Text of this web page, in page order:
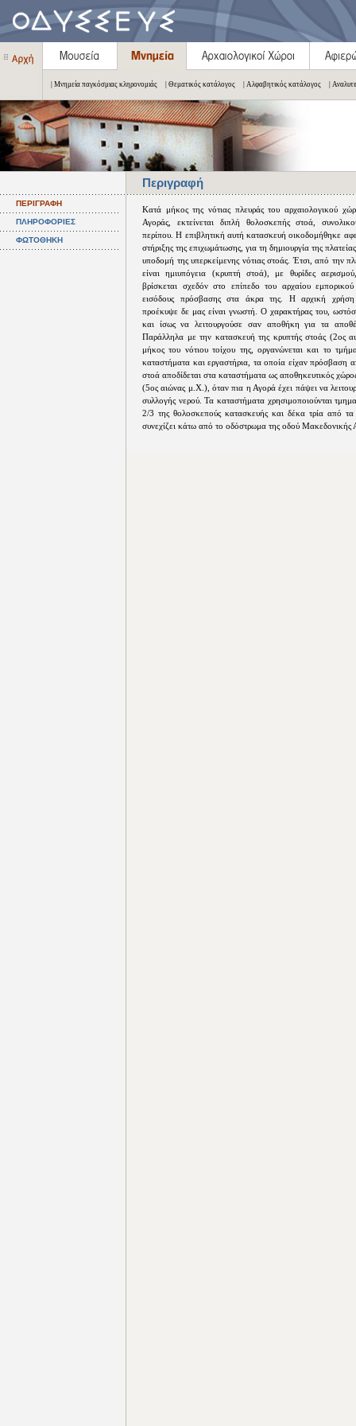
| Μνημεία παγκόσμιας κληρονομιάς | Θεματικός κατάλογος | Αλφαβητικός κατάλογος |
Περιγραφή
ΠΕΡΙΓΡΑΦΗ
ΠΛΗΡΟΦΟΡΙΕΣ
ΦΩΤΟΘΗΚΗ
Κατά μήκος της νότιας πλευράς του αρχαιολογικού
Αγοράς, εκτείνεται διπλή θολοσκεπής στοά,
περίπου. Η επιβλητική αυτή κατασκευή οικοδομήθηκε
στήριξης της επιχωμάτωσης, για τη δημιουργία της
υποδομή της υπερκείμενης νότιας στοάς. Έτσι, από την
είναι ημιυπόγεια (κρυπτή στοά), με θυρίδες
βρίσκεται σχεδόν στο επίπεδο του αρχαίου
εισόδους πρόσβασης στα άκρα της. Η αρχική
προέκυψε δε μας είναι γνωστή. Ο χαρακτήρας του,
και ίσως να λειτουργούσε σαν αποθήκη για τα
Παράλληλα με την κατασκευή της κρυπτής στοάς (2ος
μήκος του νότιου τοίχου της, οργανώνεται και το
καταστήματα και εργαστήρια, τα οποία είχαν
στοά αποδίδεται στα καταστήματα ως αποθηκευτικός
(5ος αιώνας μ.Χ.), όταν πια η Αγορά έχει πάψει να
συλλογής νερού. Τα καταστήματα χρησιμοποιούνται
2/3 της θολοσκεπούς κατασκευής και δέκα τρία από
συνεχίζει κάτω από το οδόστρωμα της οδού Μακεδονικής